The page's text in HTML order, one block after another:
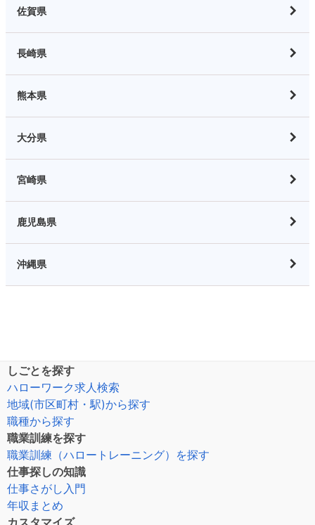
佐賀県
長崎県
熊本県
大分県
宮崎県
鹿児島県
沖縄県
しごとを探す
ハローワーク求人検索
地域(市区町村・駅)から探す
職種から探す
職業訓練を探す
職業訓練（ハロートレーニング）を探す
仕事探しの知識
仕事さがし入門
年収まとめ